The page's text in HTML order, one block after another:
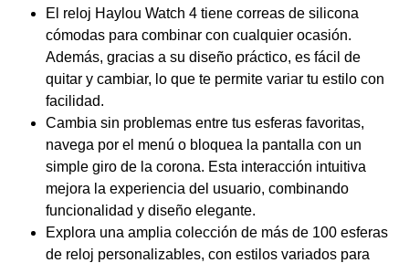
El reloj Haylou Watch 4 tiene correas de silicona
cómodas para combinar con cualquier ocasión.
Además, gracias a su diseño práctico, es fácil de
quitar y cambiar, lo que te permite variar tu estilo con
facilidad.
Cambia sin problemas entre tus esferas favoritas,
navega por el menú o bloquea la pantalla con un
simple giro de la corona. Esta interacción intuitiva
mejora la experiencia del usuario, combinando
funcionalidad y diseño elegante.
Explora una amplia colección de más de 100 esferas
de reloj personalizables, con estilos variados para